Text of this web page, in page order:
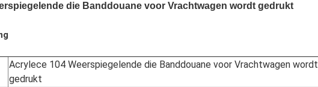
die Banddouane voor Vrachtwagen wordt gedrukt
Acrylece 104 Weerspiegelende die Banddouane voor Vrachtwagen wordt
gedrukt